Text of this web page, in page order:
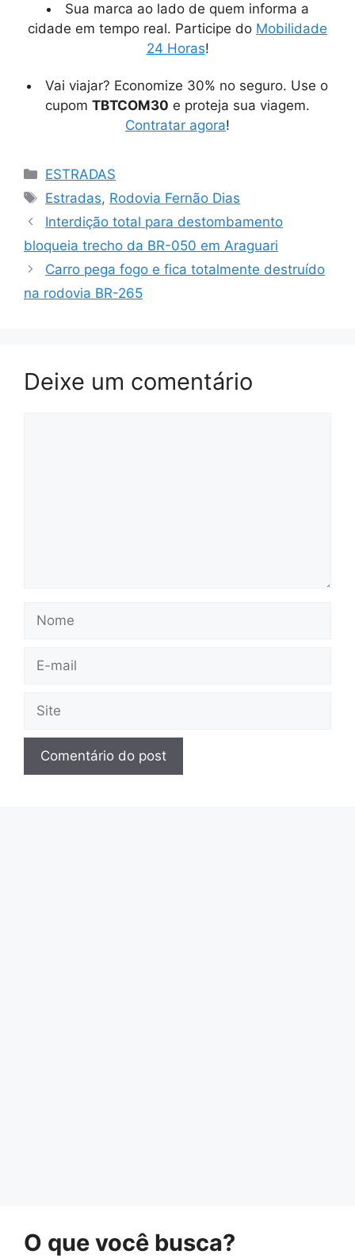
Sua marca ao lado de quem informa a
cidade em tempo real. Participe do Mobilidade
24 Horas!
Vai viajar? Economize 30% no seguro. Use o
cupom TBTCOM30 e proteja sua viagem.
Contratar agora!
Categorias
ESTRADAS
Tags
Estradas, Rodovia Fernão Dias
Interdição total para destombamento
bloqueia trecho da BR-050 em Araguari
Carro pega fogo e fica totalmente destruído
na rodovia BR-265
Deixe um comentário
Nome
Site
O que você busca?